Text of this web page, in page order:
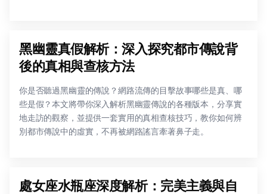
黑幽靈真假解析：深入探究都市傳說背
後的真相與查核方法
你是否聽過黑幽靈的傳說？網路流傳的目擊故事哪些是真、哪
些是假？本文將帶你深入解析黑幽靈傳說的各種版本，分享實
地走訪的觀察，並提供一套實用的真相查核技巧，教你如何辨
別都市傳說中的虛實，不再被網路謠言牽著鼻子走。
處女座水瓶座深度解析：完美主義與自